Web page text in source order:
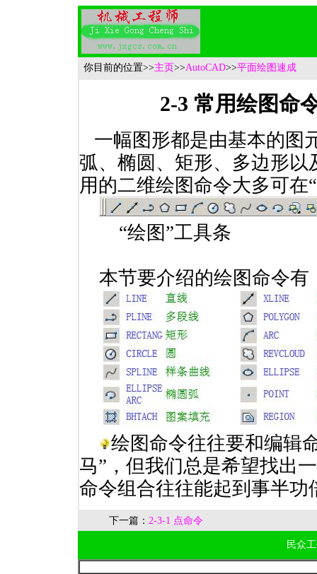
你目前的位置>>主页>>AutoCAD>>平面绘图速成
2-3 常用绘图命
一幅图形都是由基本的图
弧、椭圆、矩形、多边形
用的二维绘图命令大多可在
“绘图”工具条
本节要介绍的绘图命令有
绘图命令往往要和编辑
马”，但我们总是希望找出
命令组合往往能起到事半功
下一篇： 2-3-1 点命令
民众